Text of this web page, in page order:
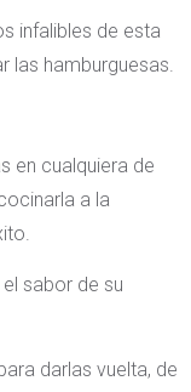
infalibles de esta
las hamburguesas.
en cualquiera de
a la
sabor de su
darlas vuelta, de